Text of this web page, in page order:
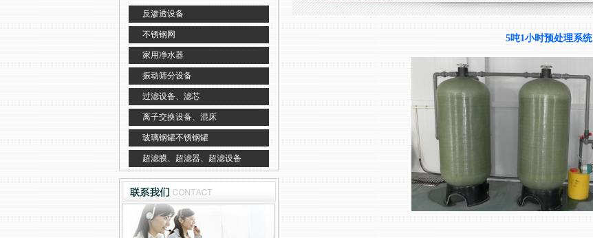
反渗透设备
不锈钢网
家用净水器
振动筛分设备
过滤设备、滤芯
离子交换设备、混床
玻璃钢罐不锈钢罐
超滤膜、超滤器、超滤设备
5吨1小时预处理系统